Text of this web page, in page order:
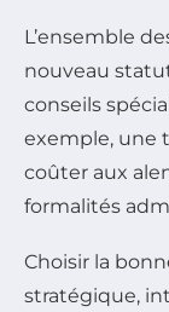
L’ensemble
nouveau
conseils
exemple, une
coûter aux
formalités
Choisir la
stratégique,